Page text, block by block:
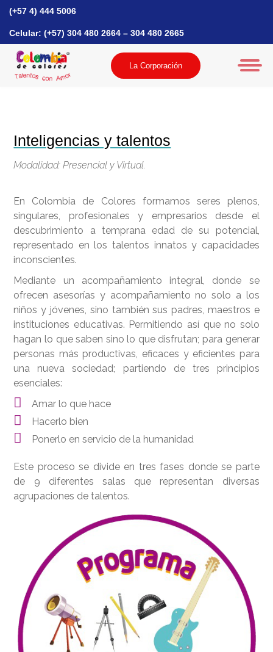
(+57 4) 444 5006
Celular: (+57) 304 480 2664 – 304 480 2665
La Corporación
Inteligencias y talentos
Modalidad: Presencial y Virtual.
En Colombia de Colores formamos seres plenos,
singulares, profesionales y empresarios desde el
descubrimiento a temprana edad de su potencial,
representado en los talentos innatos y capacidades
inconscientes.
Mediante un acompañamiento integral, donde se
ofrecen asesorías y acompañamiento no solo a los
niños y jóvenes, sino también sus padres, maestros e
instituciones educativas. Permitiendo así que no solo
hagan lo que saben sino lo que disfrutan; para generar
personas más productivas, eficaces y eficientes para
una nueva sociedad; partiendo de tres principios
esenciales:
Amar lo que hace
Hacerlo bien
Ponerlo en servicio de la humanidad
Este proceso se divide en tres fases donde se parte
de 9 diferentes salas que representan diversas
agrupaciones de talentos.